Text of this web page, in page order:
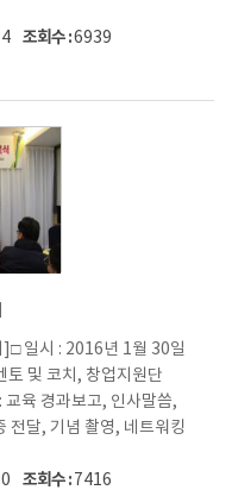
조회수 :6939
]□ 일시 : 2016년 1월 30일
및 코치, 창업지원단
육 경과보고, 인사말씀,
전달, 기념 촬영, 네트워킹
조회수 : 7416